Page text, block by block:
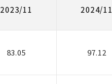
2023/11 2024/11
83.05 97.12